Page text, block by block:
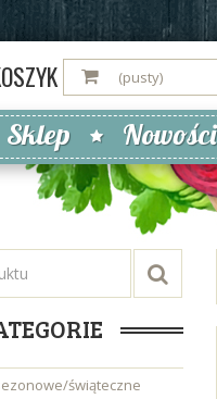
(pusty)
Sklep Nowości
świąteczne